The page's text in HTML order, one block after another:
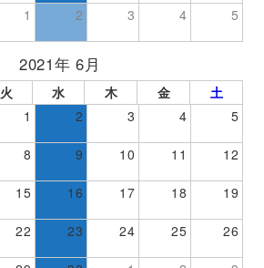
1 2 3 4 5
2021年 6月
火 水 木 金
土
1 2 3 4 5
8 9 10 11 12
15 16 17 18 19
22 23 24 25 26